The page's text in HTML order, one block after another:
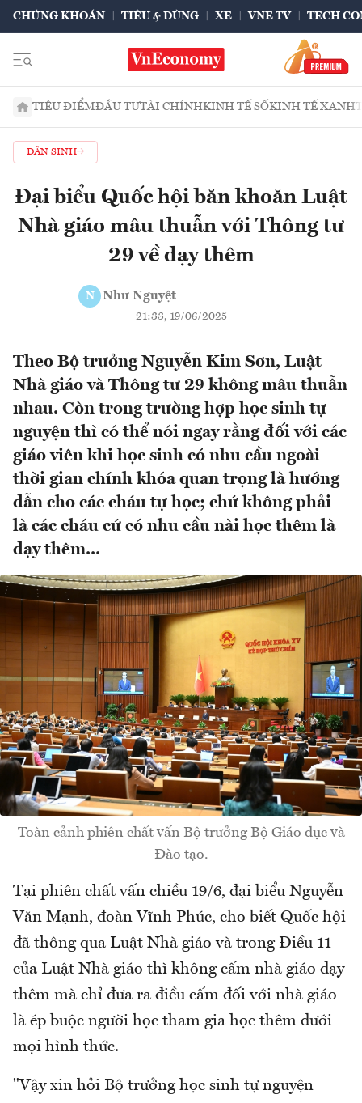
CHỨNG KHOÁN TIÊU & DÙNG XE VNE TV TECH
TIÊU ĐIỂMĐẦU TƯTÀI CHÍNHKINH TẾ SỐKINH TẾ XANH
DÂN SINH
Đại biểu Quốc hội băn khoăn Luật
Nhà giáo mâu thuẫn với Thông tư
29 về dạy thêm
N Như Nguyệt
21:33, 19/06/2025
Theo Bộ trưởng Nguyễn Kim Sơn, Luật
Nhà giáo và Thông tư 29 không mâu thuẫn
nhau. Còn trong trường hợp học sinh tự
nguyện thì có thể nói ngay rằng đối với các
giáo viên khi học sinh có nhu cầu ngoài
thời gian chính khóa quan trọng là hướng
dẫn cho các cháu tự học; chứ không phải
là các cháu cứ có nhu cầu nài học thêm là
dạy thêm...
Toàn cảnh phiên chất vấn Bộ trưởng Bộ Giáo dục và
Đào tạo.
Tại phiên chất vấn chiều 19/6, đại biểu Nguyễn
Văn Mạnh, đoàn Vĩnh Phúc, cho biết Quốc hội
đã thông qua Luật Nhà giáo và trong Điều 11
của Luật Nhà giáo thì không cấm nhà giáo dạy
thêm mà chỉ đưa ra điều cấm đối với nhà giáo
là ép buộc người học tham gia học thêm dưới
mọi hình thức.
"Vậy xin hỏi Bộ trưởng học sinh tự nguyện